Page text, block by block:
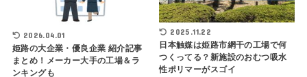
2026.04.01
姫路の大企業・優良企業 紹介記事
まとめ！メーカー大手の工場＆ラ
ンキングも
2025.11.22
日本触媒は姫路市網干の工場で何
つくってる？新施設のおむつ吸水
性ポリマーがスゴイ